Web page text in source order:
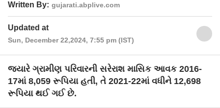
Written By: gujarati.abplive.com
Updated at
Sun, December 22,2024, 7:55 pm (IST)
જ્યારે ગ્રામીણ પરિવારની સરેરાશ માસિક આવક 2016-
17માં 8,059 રૂપિયા હતી, તે 2021-22માં વધીને 12,698
રૂપિયા થઈ ગઈ છે.